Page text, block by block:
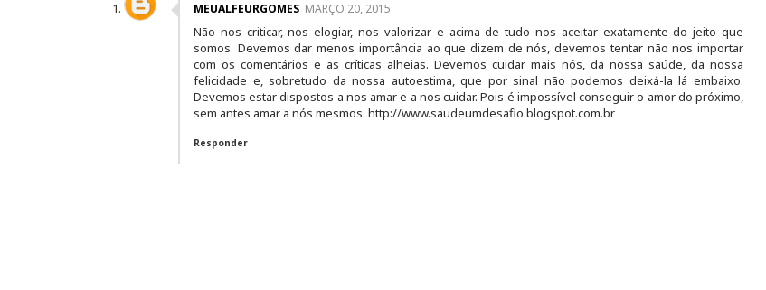
MEUALFEURGOMES MARÇO 20, 2015
Não nos criticar, nos elogiar, nos valorizar e acima de tudo nos aceitar exatamente do jeito que
somos. Devemos dar menos importância ao que dizem de nós, devemos tentar não nos importar
com os comentários e as críticas alheias. Devemos cuidar mais nós, da nossa saúde, da nossa
felicidade e, sobretudo da nossa autoestima, que por sinal não podemos deixá-la lá embaixo.
Devemos estar dispostos a nos amar e a nos cuidar. Pois é impossível conseguir o amor do próximo,
sem antes amar a nós mesmos. http://www.saudeumdesafio.blogspot.com.br
Responder